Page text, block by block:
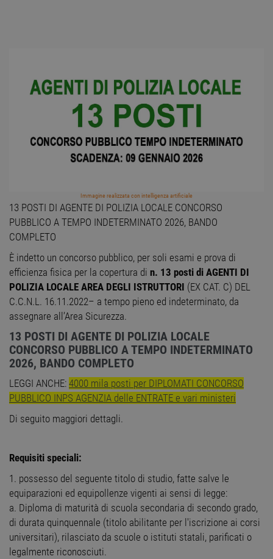
Immagine realizzata con intelligenza artificiale
13 POSTI DI AGENTE DI POLIZIA LOCALE CONCORSO
PUBBLICO A TEMPO INDETERMINATO 2026, BANDO
COMPLETO
È indetto un concorso pubblico, per soli esami e prova di
efficienza fisica per la copertura di n. 13 posti di AGENTI DI
POLIZIA LOCALE AREA DEGLI ISTRUTTORI (EX CAT. C) DEL
C.C.N.L. 16.11.2022– a tempo pieno ed indeterminato, da
assegnare all’Area Sicurezza.
13 POSTI DI AGENTE DI POLIZIA LOCALE
CONCORSO PUBBLICO A TEMPO INDETERMINATO
2026, BANDO COMPLETO
LEGGI ANCHE: 4000 mila posti per DIPLOMATI CONCORSO
PUBBLICO INPS AGENZIA delle ENTRATE e vari ministeri
Di seguito maggiori dettagli.
Requisiti speciali:
1. possesso del seguente titolo di studio, fatte salve le
equiparazioni ed equipollenze vigenti ai sensi di legge:
a. Diploma di maturità di scuola secondaria di secondo grado,
di durata quinquennale (titolo abilitante per l'iscrizione ai corsi
universitari), rilasciato da scuole o istituti statali, parificati o
legalmente riconosciuti.